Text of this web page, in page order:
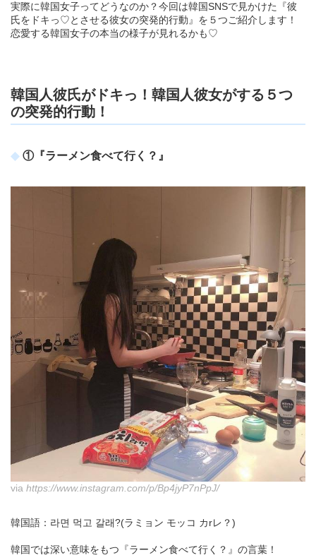
実際に韓国女子ってどうなのか？今回は韓国SNSで見かけた『彼
氏をドキっ♡とさせる彼女の突発的行動』を５つご紹介します！
恋愛する韓国女子の本当の様子が見れるかも♡
韓国人彼氏がドキっ！韓国人彼女がする５つ
の突発的行動！
①『ラーメン食べて行く？』
via https://www.instagram.com/p/Bp4jyP7nPpJ/
韓国語：라면 먹고 갈래?(ラミョン モッコ カrレ？)
韓国では深い意味をもつ『ラーメン食べて行く？』の言葉！